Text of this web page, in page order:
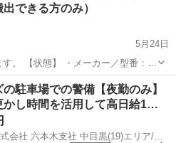
出できる方のみ）
5月24日
型番：
造年：２０２１年 ・動作確認：テー
き、問題なし ・鏡面の傷等も...
ドレッサー 無料
駐車場での警備【夜勤のみ】
かし時間を活用して高日給1…
シンテイ警備株式会社 六本木支社 中目黒(19)エリア/A3203200117